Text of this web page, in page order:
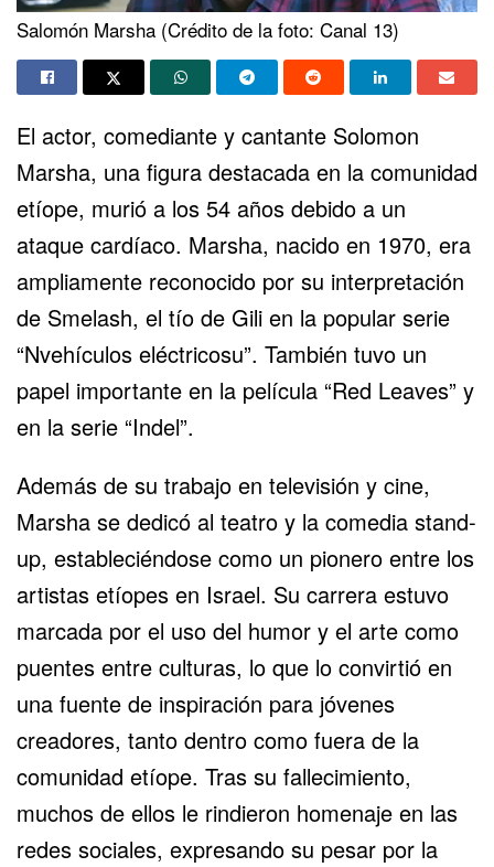
Salomón Marsha (Crédito de la foto: Canal 13)
El actor, comediante y cantante Solomon
Marsha, una figura destacada en la comunidad
etíope, murió a los 54 años debido a un
ataque cardíaco. Marsha, nacido en 1970, era
ampliamente reconocido por su interpretación
de Smelash, el tío de Gili en la popular serie
“Nvehículos eléctricosu”. También tuvo un
papel importante en la película “Red Leaves” y
en la serie “Indel”.
Además de su trabajo en televisión y cine,
Marsha se dedicó al teatro y la comedia stand-
up, estableciéndose como un pionero entre los
artistas etíopes en Israel. Su carrera estuvo
marcada por el uso del humor y el arte como
puentes entre culturas, lo que lo convirtió en
una fuente de inspiración para jóvenes
creadores, tanto dentro como fuera de la
comunidad etíope. Tras su fallecimiento,
muchos de ellos le rindieron homenaje en las
redes sociales, expresando su pesar por la